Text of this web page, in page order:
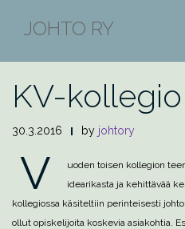
JOHTO RY
BLOGI
KV-kollegio
30.3.2016 by johtory
V
uoden toisen kollegion
idearikasta ja kehittävää
kollegiossa käsiteltiin perinteisesti
ollut opiskelijoita koskevia asiakohtia.